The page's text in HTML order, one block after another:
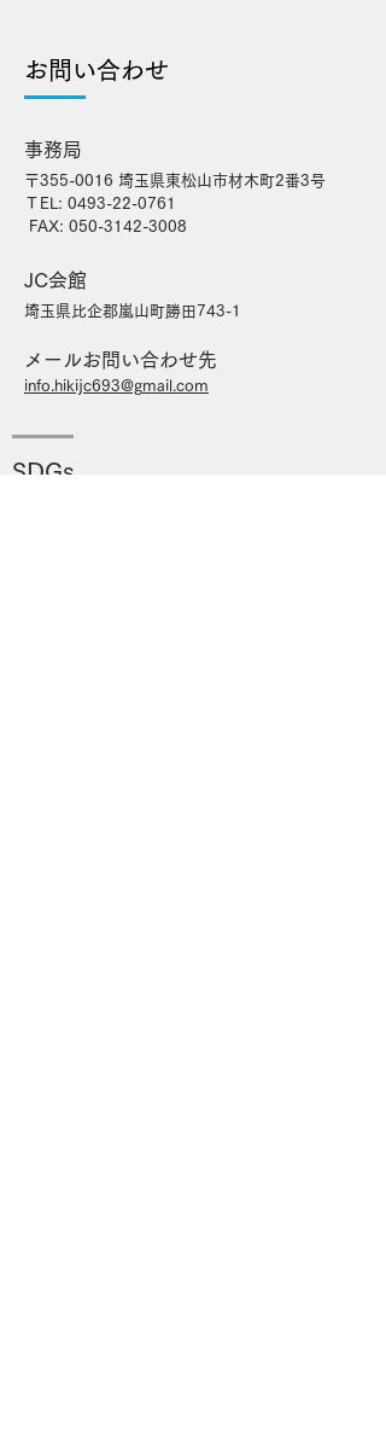
​お問い合わせ
事務局
〒355-0016 埼玉県東松山市材木町2番3号
ＴEL: 0493-22-0​761
FAX: 050-3142-3008
JC会館
埼玉県比企郡嵐山町勝田743-1
メールお問い合わせ先
info.hikijc693@gmail.com
SDGs